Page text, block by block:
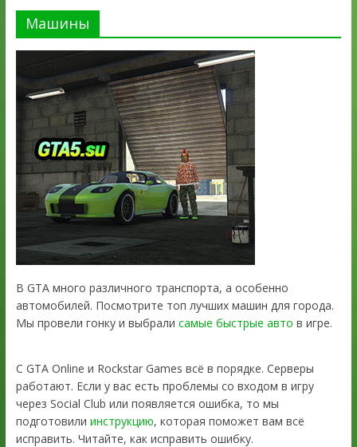
Машины
В GTA много различного транспорта, а особенно
автомобилей. Посмотрите топ лучших машин для города.
Мы провели гонку и выбрали самые быстрые авто в игре.
С GTA Online и Rockstar Games всё в порядке. Серверы
работают. Если у вас есть проблемы со входом в игру
через Social Club или появляется ошибка, то мы
подготовили инструкцию, которая поможет вам всё
исправить. Читайте, как исправить ошибку.